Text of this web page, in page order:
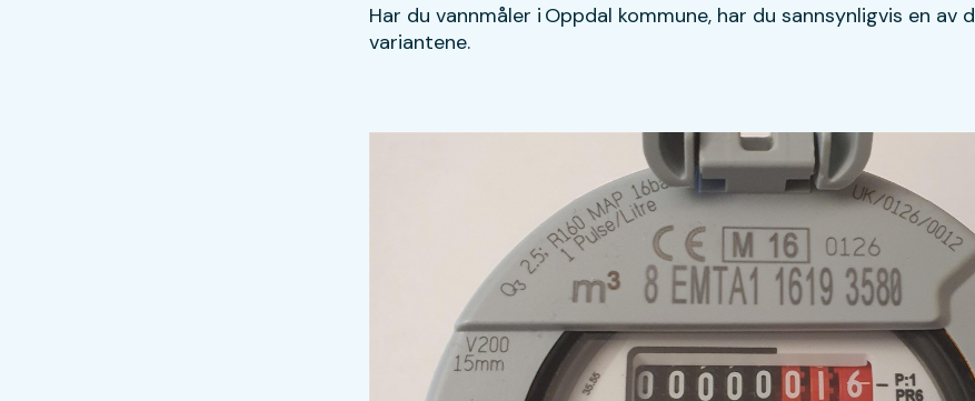
Har du vannmåler i Oppdal kommune, har du sannsynligvis en av
variantene.